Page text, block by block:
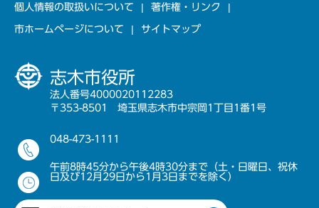
個人情報の取扱いについて 著作権・リンク
市ホームページについて サイトマップ
志木市役所
法人番号4000020112283
〒353-8501 埼玉県志木市中宗岡1丁目1番1号
048-473-1111
午前8時45分から午後4時30分まで（土・日曜日、祝休
日及び12月29日から1月3日までを除く）